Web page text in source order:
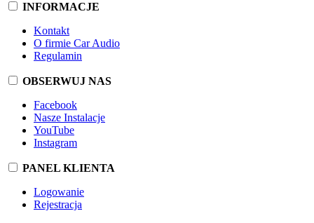
INFORMACJE
Kontakt
O firmie Car Audio
Regulamin
OBSERWUJ NAS
Facebook
Nasze Instalacje
YouTube
Instagram
PANEL KLIENTA
Logowanie
Rejestracja